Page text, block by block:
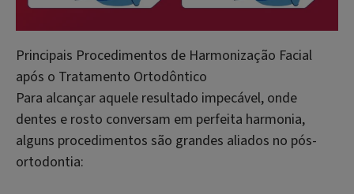
Principais Procedimentos de Harmonização Facial
após o Tratamento Ortodôntico
Para alcançar aquele resultado impecável, onde
dentes e rosto conversam em perfeita harmonia,
alguns procedimentos são grandes aliados no pós-
ortodontia: